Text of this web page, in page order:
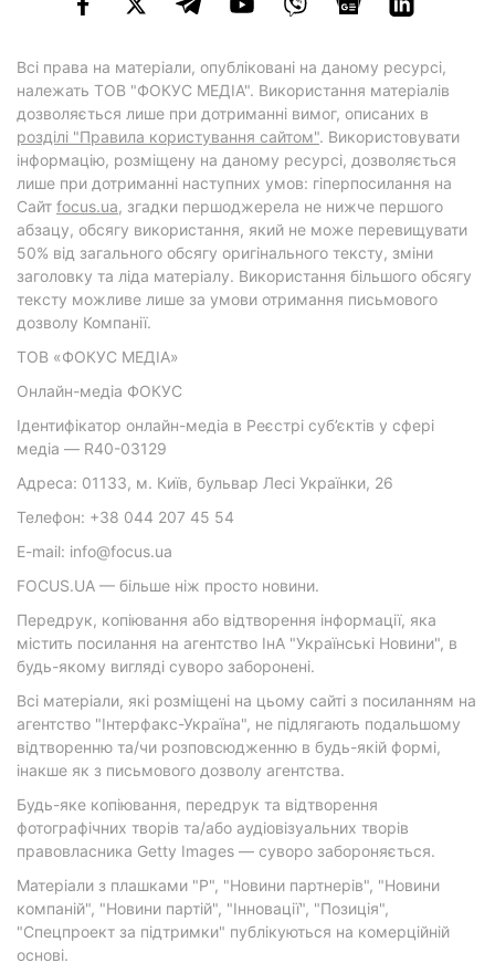
Всі права на матеріали, опубліковані на даному ресурсі,
належать ТОВ "ФОКУС МЕДІА". Використання матеріалів
дозволяється лише при дотриманні вимог, описаних в
розділі "Правила користування сайтом". Використовувати
інформацію, розміщену на даному ресурсі, дозволяється
лише при дотриманні наступних умов: гіперпосилання на
Cайт focus.ua, згадки першоджерела не нижче першого
абзацу, обсягу використання, який не може перевищувати
50% від загального обсягу оригінального тексту, зміни
заголовку та ліда матеріалу. Використання більшого обсягу
тексту можливе лише за умови отримання письмового
дозволу Компанії.
ТОВ «ФОКУС МЕДІА»
Онлайн-медіа ФОКУС
Ідентифікатор онлайн-медіа в Реєстрі суб’єктів у сфері
медіа — R40-03129
Адреса: 01133, м. Київ, бульвар Лесі Українки, 26
Телефон: +38 044 207 45 54
E-mail: info@focus.ua
FOCUS.UA — більше ніж просто новини.
Передрук, копіювання або відтворення інформації, яка
містить посилання на агентство ІнА "Українські Новини", в
будь-якому вигляді суворо заборонені.
Всі матеріали, які розміщені на цьому сайті з посиланням на
агентство "Інтерфакс-Україна", не підлягають подальшому
відтворенню та/чи розповсюдженню в будь-якій формі,
інакше як з письмового дозволу агентства.
Будь-яке копіювання, передрук та відтворення
фотографічних творів та/або аудіовізуальних творів
правовласника Getty Images — суворо забороняється.
Матеріали з плашками "Р", "Новини партнерів", "Новини
компаній", "Новини партій", "Інновації", "Позиція",
"Спецпроект за підтримки" публікуються на комерційній
основі.